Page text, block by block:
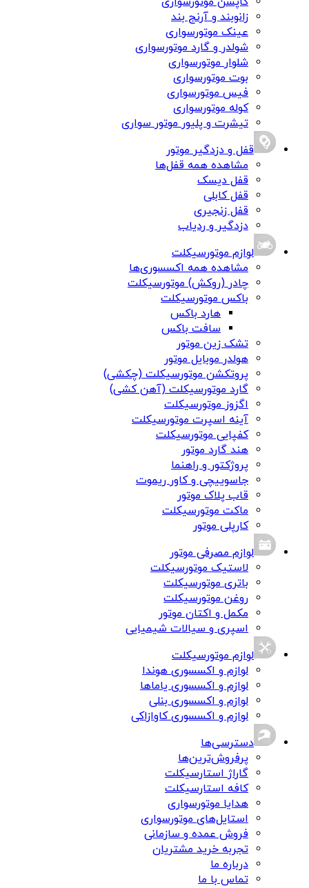
زانوبند و آرنج بند
عینک موتورسواری
شولدر و گارد موتورسواری
شلوار موتورسواری
بوت موتورسواری
فیس موتورسواری
کوله موتورسواری
تیشرت و پلیور موتور سواری
قفل و دزدگیر موتور
مشاهده همه قفل‌ها
قفل دیسک
قفل کابلی
قفل زنجیری
دزدگیر و ردیاب
لوازم موتورسیکلت
مشاهده همه اکسسوری‌ها
چادر (روکش) موتورسیکلت
باکس موتورسیکلت
هارد باکس
سافت باکس
تشک زین موتور
هولدر موبایل موتور
پروتکشن موتورسیکلت (چکشی)
گارد موتورسیکلت (آهن کشی)
اگزوز موتورسیکلت
آینه اسپرت موتورسیکلت
کفپایی موتورسیکلت
هند گارد موتور
پروژکتور و راهنما
جاسوییچی و کاور ریموت
قاب پلاک موتور
ماکت موتورسیکلت
کارپلی موتور
لوازم مصرفی موتور
لاستیک موتورسیکلت
باتری موتورسیکلت
روغن موتورسیکلت
مکمل و اکتان موتور
اسپری و سیالات شیمیایی
لوازم موتورسیکلت
لوازم و اکسسوری هوندا
لوازم و اکسسوری یاماها
لوازم و اکسسوری بنلی
لوازم و اکسسوری کاوازاکی
دسترسی‌ها
پرفروش‌ترین‌ها
گاراژ استارسیکلت
کافه استارسیکلت
هدایا موتورسواری
استایل‌های موتورسواری
فروش عمده و سازمانی
تجربه خرید مشتریان
درباره ما
تماس با ما